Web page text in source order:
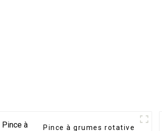
Pince à grumes rotative